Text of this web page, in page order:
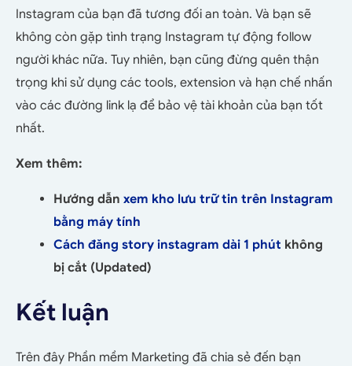
Instagram của bạn đã tương đối an toàn. Và bạn sẽ
không còn gặp tình trạng Instagram tự động follow
người khác nữa. Tuy nhiên, bạn cũng đừng quên thận
trọng khi sử dụng các tools, extension và hạn chế nhấn
vào các đường link lạ để bảo vệ tài khoản của bạn tốt
nhất.
Xem thêm:
Hướng dẫn xem kho lưu trữ tin trên Instagram
bằng máy tính
Cách đăng story instagram dài 1 phút không
bị cắt (Updated)
Kết luận
Trên đây Phần mềm Marketing đã chia sẻ đến bạn